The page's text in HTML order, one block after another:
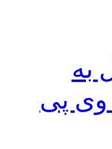
به
وی پی